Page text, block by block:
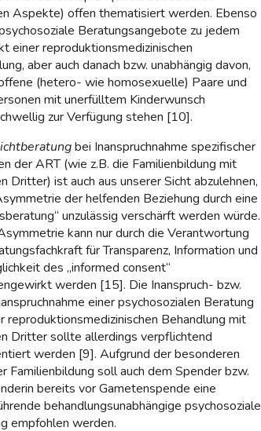
Aspekte) offen thematisiert werden. Ebenso
Beratungsangebote zu jedem
einer reproduktionsmedizinischen
aber auch danach bzw. unabhängig davon,
(hetero- wie homosexuelle) Paare und
mit unerfülltem Kinderwunsch
zur Verfügung stehen [10].
bei Inanspruchnahme spezifischer
der ART (wie z.B. die Familienbildung mit
Dritter) ist auch aus unserer Sicht abzulehnen,
der helfenden Beziehung durch eine
unzulässig verschärft werden würde.
kann nur durch die Verantwortung
für Transparenz, Information und
des „informed consent“
werden [15]. Die Inanspruch- bzw.
einer psychosozialen Beratung
reproduktionsmedizinischen Behandlung mit
Dritter sollte allerdings verpflichtend
werden [9]. Aufgrund der besonderen
Familienbildung soll auch dem Spender bzw.
bereits vor Gametenspende eine
behandlungsunabhängige psychosoziale
empfohlen werden.